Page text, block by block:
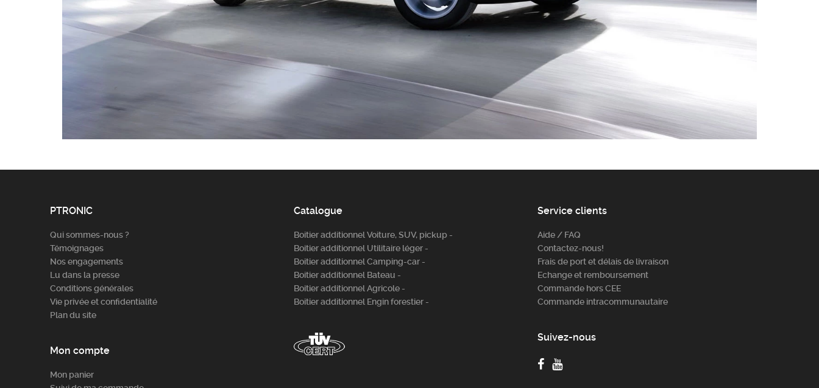
PTRONIC
Qui sommes-nous ?
Témoignages
Nos engagements
Lu dans la presse
Conditions générales
Vie privée et confidentialité
Plan du site
Mon compte
Mon panier
Catalogue
Boitier additionnel Voiture, SUV, pickup -
Boitier additionnel Utilitaire léger -
Boitier additionnel Camping-car -
Boitier additionnel Bateau -
Boitier additionnel Agricole -
Boitier additionnel Engin forestier -
Service clients
Aide / FAQ
Contactez-nous!
Frais de port et délais de livraison
Echange et remboursement
Commande hors CEE
Commande intracommunautaire
Suivez-nous